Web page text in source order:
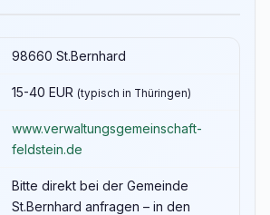
98660 St.Bernhard
15-40 EUR (typisch in Thüringen)
www.verwaltungsgemeinschaft-
feldstein.de
Bitte direkt bei der Gemeinde
St.Bernhard anfragen – in den